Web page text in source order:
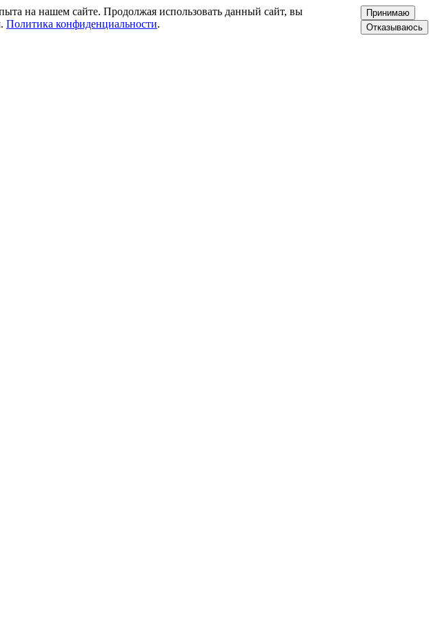
на нашем сайте. Продолжая использовать данный сайт, вы
Политика конфиденциальности.
Принимаю
Отказываюсь